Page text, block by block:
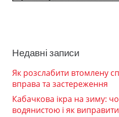
Недавні записи
Як розслабити втомлену
вправа та застереження
Кабачкова ікра на зиму:
водянистою і як